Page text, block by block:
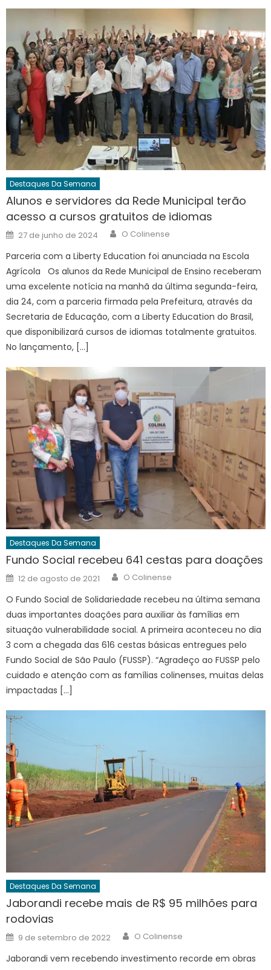
Destaques Da Semana
Alunos e servidores da Rede Municipal terão
acesso a cursos gratuitos de idiomas
Posted
on
27 de junho de 2024 Author
O Colinense
Parceria com a Liberty Education foi anunciada na Escola
Agrícola Os alunos da Rede Municipal de Ensino receberam
uma excelente notícia na manhã da última segunda-feira,
dia 24, com a parceria firmada pela Prefeitura, através da
Secretaria de Educação, com a Liberty Education do Brasil,
que disponibilizará cursos de idiomas totalmente gratuitos.
No lançamento, […]
Destaques Da Semana
Fundo Social recebeu 641 cestas para doações
Posted
on
12 de agosto de 2021 Author
O Colinense
O Fundo Social de Solidariedade recebeu na última semana
duas importantes doações para auxiliar às famílias em
situação vulnerabilidade social. A primeira aconteceu no dia
3 com a chegada das 616 cestas básicas entregues pelo
Fundo Social de São Paulo (FUSSP). “Agradeço ao FUSSP pelo
cuidado e atenção com as famílias colinenses, muitas delas
impactadas […]
Destaques Da Semana
Jaborandi recebe mais de R$ 95 milhões para
rodovias
Posted
on
9 de setembro de 2022 Author
O Colinense
Jaborandi vem recebendo investimento recorde em obras